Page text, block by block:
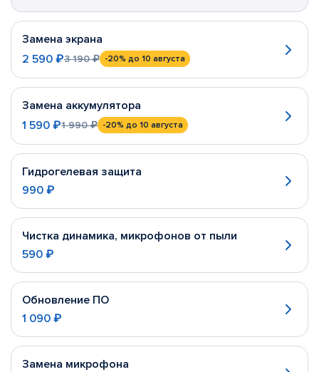
Замена экрана
2 590 ₽3 190 ₽ -20% до 10 августа
Замена аккумулятора
1 590 ₽1 990 ₽ -20% до 10 августа
Гидрогелевая защита
990 ₽
Чистка динамика, микрофонов от пыли
590 ₽
Обновление ПО
1 090 ₽
Замена микрофона